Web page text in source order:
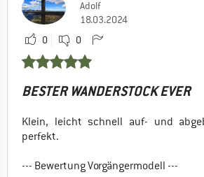
Adolf
18.03.2024
0
0
BESTER WANDERSTOCK EVER
Klein, leicht schnell auf- und
perfekt.
--- Bewertung Vorgängermodell ---